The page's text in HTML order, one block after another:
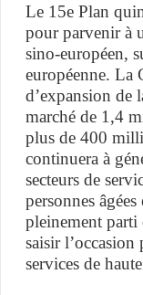
Le 15e Plan
pour parvenir à
sino-européen,
européenne. La
d’expansion de
marché de 1,4
plus de 400
continuera à
secteurs de
personnes
pleinement parti
saisir
services de